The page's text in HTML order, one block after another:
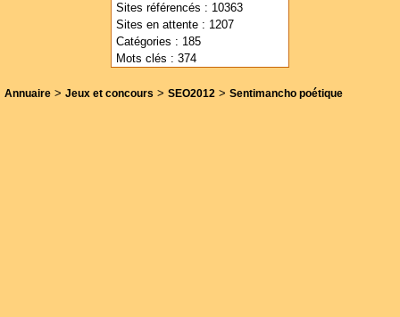
Sites référencés : 10363
Sites en attente : 1207
Catégories : 185
Mots clés : 374
Annuaire > Jeux et concours > SEO2012 > Sentimancho poétique